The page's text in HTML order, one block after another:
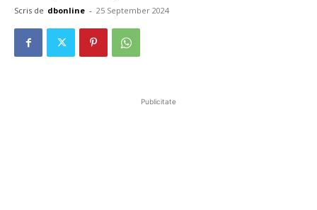
Scris de dbonline - 25 September 2024
Publicitate